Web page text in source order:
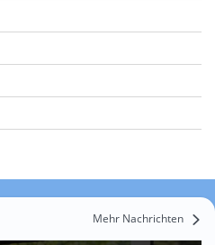
Mehr Nachrichten